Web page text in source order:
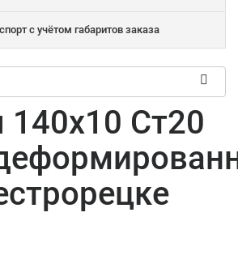
с учётом габаритов заказа
140x10 Ст20